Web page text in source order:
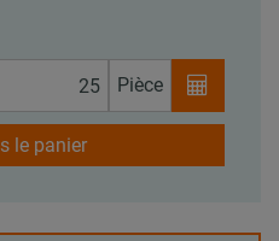
Pièce
le panier